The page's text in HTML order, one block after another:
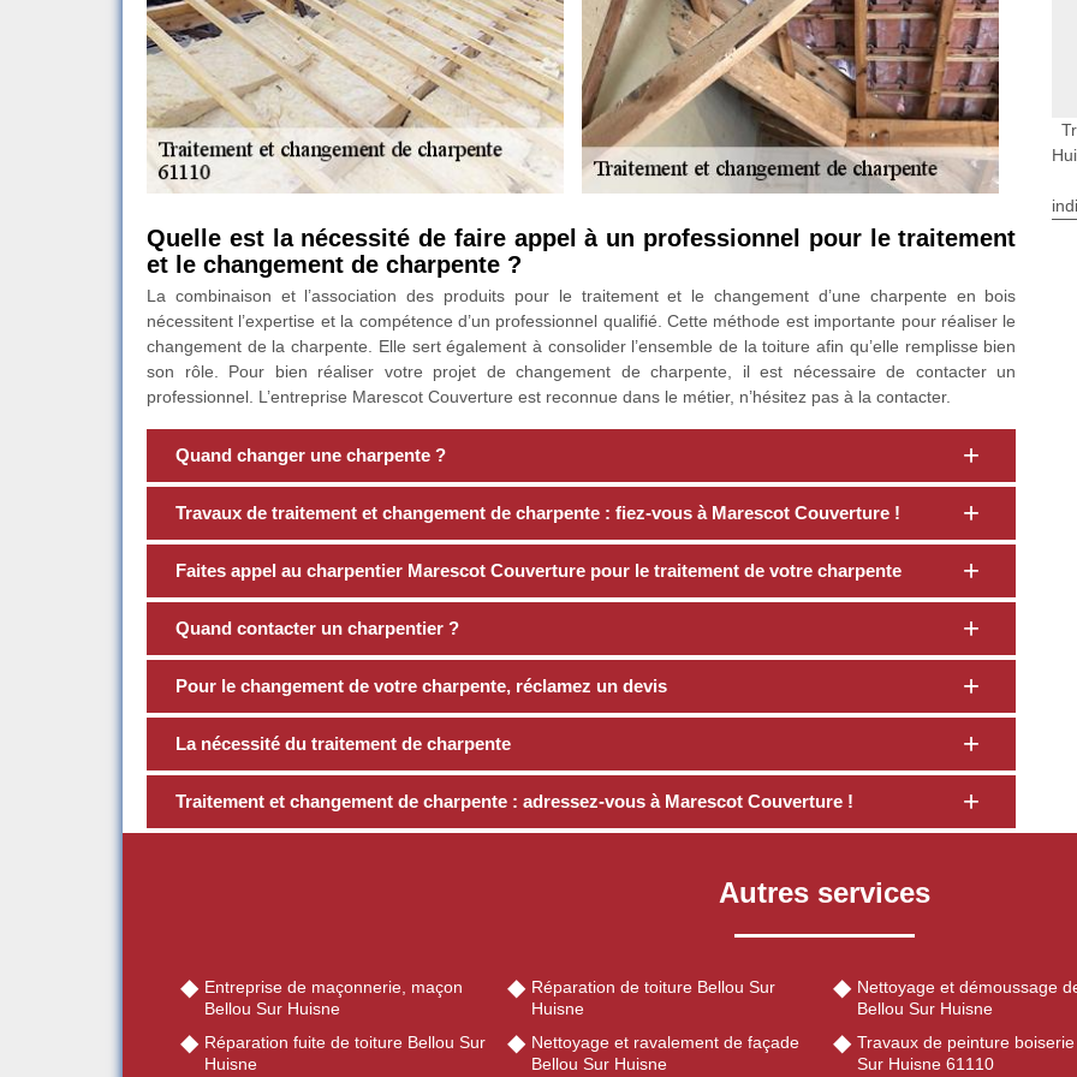
Quelle est la nécessité de faire appel à un professionnel pour le traitement
et le changement de charpente ?
La combinaison et l’association des produits pour le traitement et le changement d’une charpente en bois
nécessitent l’expertise et la compétence d’un professionnel qualifié. Cette méthode est importante pour réaliser le
changement de la charpente. Elle sert également à consolider l’ensemble de la toiture afin qu’elle remplisse bien
son rôle. Pour bien réaliser votre projet de changement de charpente, il est nécessaire de contacter un
professionnel. L’entreprise Marescot Couverture est reconnue dans le métier, n’hésitez pas à la contacter.
Quand changer une charpente ?
Travaux de traitement et changement de charpente : fiez-vous à Marescot Couverture !
Faites appel au charpentier Marescot Couverture pour le traitement de votre charpente
Quand contacter un charpentier ?
Pour le changement de votre charpente, réclamez un devis
La nécessité du traitement de charpente
Traitement et changement de charpente : adressez-vous à Marescot Couverture !
Autres services
Entreprise de maçonnerie, maçon
Bellou Sur Huisne
Réparation fuite de toiture Bellou Sur
Huisne
Réparation de toiture Bellou Sur
Huisne
Nettoyage et ravalement de façade
Bellou Sur Huisne
Nettoyage et démoussage
Bellou Sur Huisne
Travaux de peinture
Sur Huisne 61110